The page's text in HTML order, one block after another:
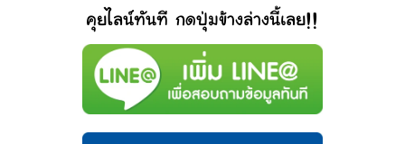
คุยไลน์ทันที กดปุ่มข้างล่างนี้เลย!!